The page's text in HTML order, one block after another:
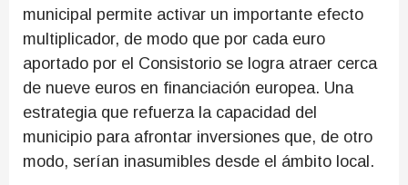
municipal permite activar un importante efecto
multiplicador, de modo que por cada euro
aportado por el Consistorio se logra atraer cerca
de nueve euros en financiación europea. Una
estrategia que refuerza la capacidad del
municipio para afrontar inversiones que, de otro
modo, serían inasumibles desde el ámbito local.